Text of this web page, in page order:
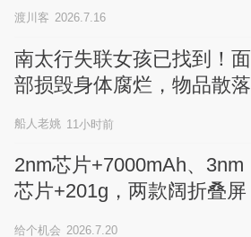
渡川客 2026.7.16
南太行失联女孩已找到！面
部损毁身体腐烂，物品散落
船人老姚 11小时前
2nm芯片+7000mAh、3nm
芯片+201g，两款阔折叠屏
给个机会 2026.7.20